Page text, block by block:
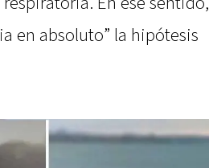
en absoluto” la hipótesis